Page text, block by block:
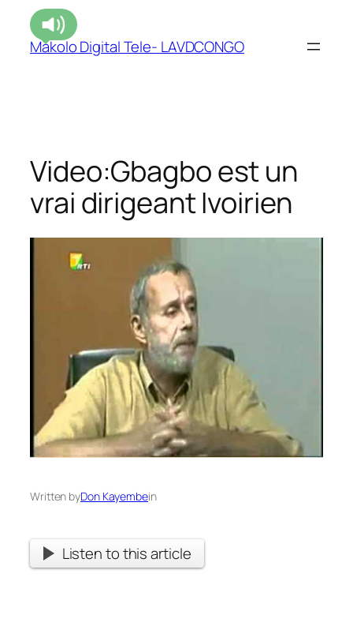
Makolo Digital Tele- LAVDCONGO
Video:Gbagbo est un
vrai dirigeant Ivoirien
Written byDon Kayembein
Listen to this article